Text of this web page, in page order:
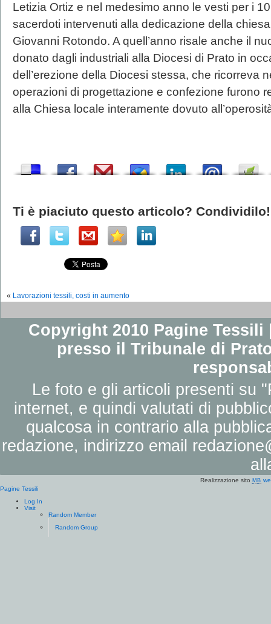
Letizia Ortiz e nel medesimo anno le vesti per i
sacerdoti intervenuti alla dedicazione della
Giovanni Rotondo. A quell’anno risale anche il
donato dagli industriali alla Diocesi di Prato in
dell’erezione della Diocesi stessa, che ricorreva
operazioni di progettazione e confezione furono
alla Chiesa locale interamente dovuto
Ti è piaciuto questo articolo? Condividilo!
« Lavorazioni tessili, costi in aumento
Copyright 2010 Pagine
presso il Tribunale di
Le foto e gli articoli presenti su
internet, e quindi valutati di
qualcosa in contrario alla
redazione, indirizzo email
Realizzazione sito MB
Pagine Tessili
Log In
Visit
Random Member
Random Group